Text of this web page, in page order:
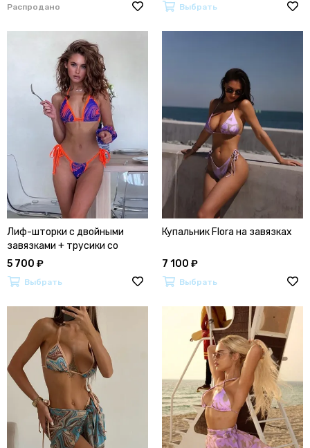
Распродано Выбрать
Лиф-шторки с двойными
завязками + трусики со
сборкой с двойными
завязками
5 700 ₽
Выбрать
Купальник Flora на завязках
7 100 ₽
Выбрать